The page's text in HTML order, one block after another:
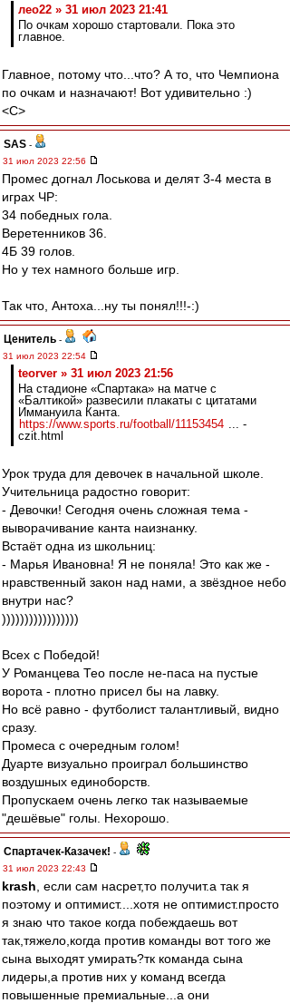
лео22 » 31 июл 2023 21:41
По очкам хорошо стартовали. Пока это
главное.
Главное, потому что...что? А то, что Чемпиона
по очкам и назначают! Вот удивительно :)
<C>
SAS -
31 июл 2023 22:56
Промес догнал Лоськова и делят 3-4 места в
играх ЧР:
34 победных гола.
Веретенников 36.
4Б 39 голов.
Но у тех намного больше игр.
Так что, Антоха...ну ты понял!!!-:)
Ценитель -
31 июл 2023 22:54
teorver » 31 июл 2023 21:56
На стадионе «Спартака» на матче с
«Балтикой» развесили плакаты с цитатами
Иммануила Канта.
https://www.sports.ru/football/11153454 ... -
czit.html
Урок труда для девочек в начальной школе.
Учительница радостно говорит:
- Девочки! Сегодня очень сложная тема -
выворачивание канта наизнанку.
Встаёт одна из школьниц:
- Марья Ивановна! Я не поняла! Это как же -
нравственный закон над нами, а звёздное небо
внутри нас?
)))))))))))))))))
Всех с Победой!
У Романцева Тео после не-паса на пустые
ворота - плотно присел бы на лавку.
Но всё равно - футболист талантливый, видно
сразу.
Промеса с очередным голом!
Дуарте визуально проиграл большинство
воздушных единоборств.
Пропускаем очень легко так называемые
"дешёвые" голы. Нехорошо.
Спартачек-Казачек! -
31 июл 2023 22:43
krash , если сам насрет,то получит.а так я
поэтому и оптимист....хотя не оптимист.просто
я знаю что такое когда побеждаешь вот
так,тяжело,когда против команды вот того же
сына выходят умирать?тк команда сына
лидеры,а против них у команд всегда
повышенные премиальные...а они